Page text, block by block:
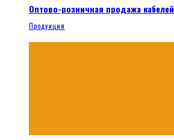
Оптово-розничная продажа кабелей
Продукция